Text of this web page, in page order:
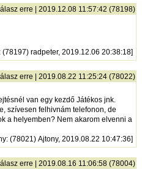
erre | 2019.12.08 11:57:42 (78198)
: (78197) radpeter, 2019.12.06 20:38:18]
erre | 2019.08.22 11:25:24 (78022)
van egy kezdő Játékos jnk.
szívesen felhivnám telefonon, de
a helyemben? Nem akarom elvenni a
: (78021) Ajtony, 2019.08.22 10:47:36]
erre | 2019.08.16 11:06:58 (78004)